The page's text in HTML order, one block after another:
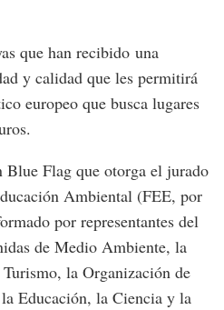
que han recibido una
y calidad que les permitirá
europeo que busca lugares
Blue Flag que otorga el jurado
Ambiental (FEE, por
por representantes del
de Medio Ambiente, la
la Organización de
Educación, la Ciencia y la